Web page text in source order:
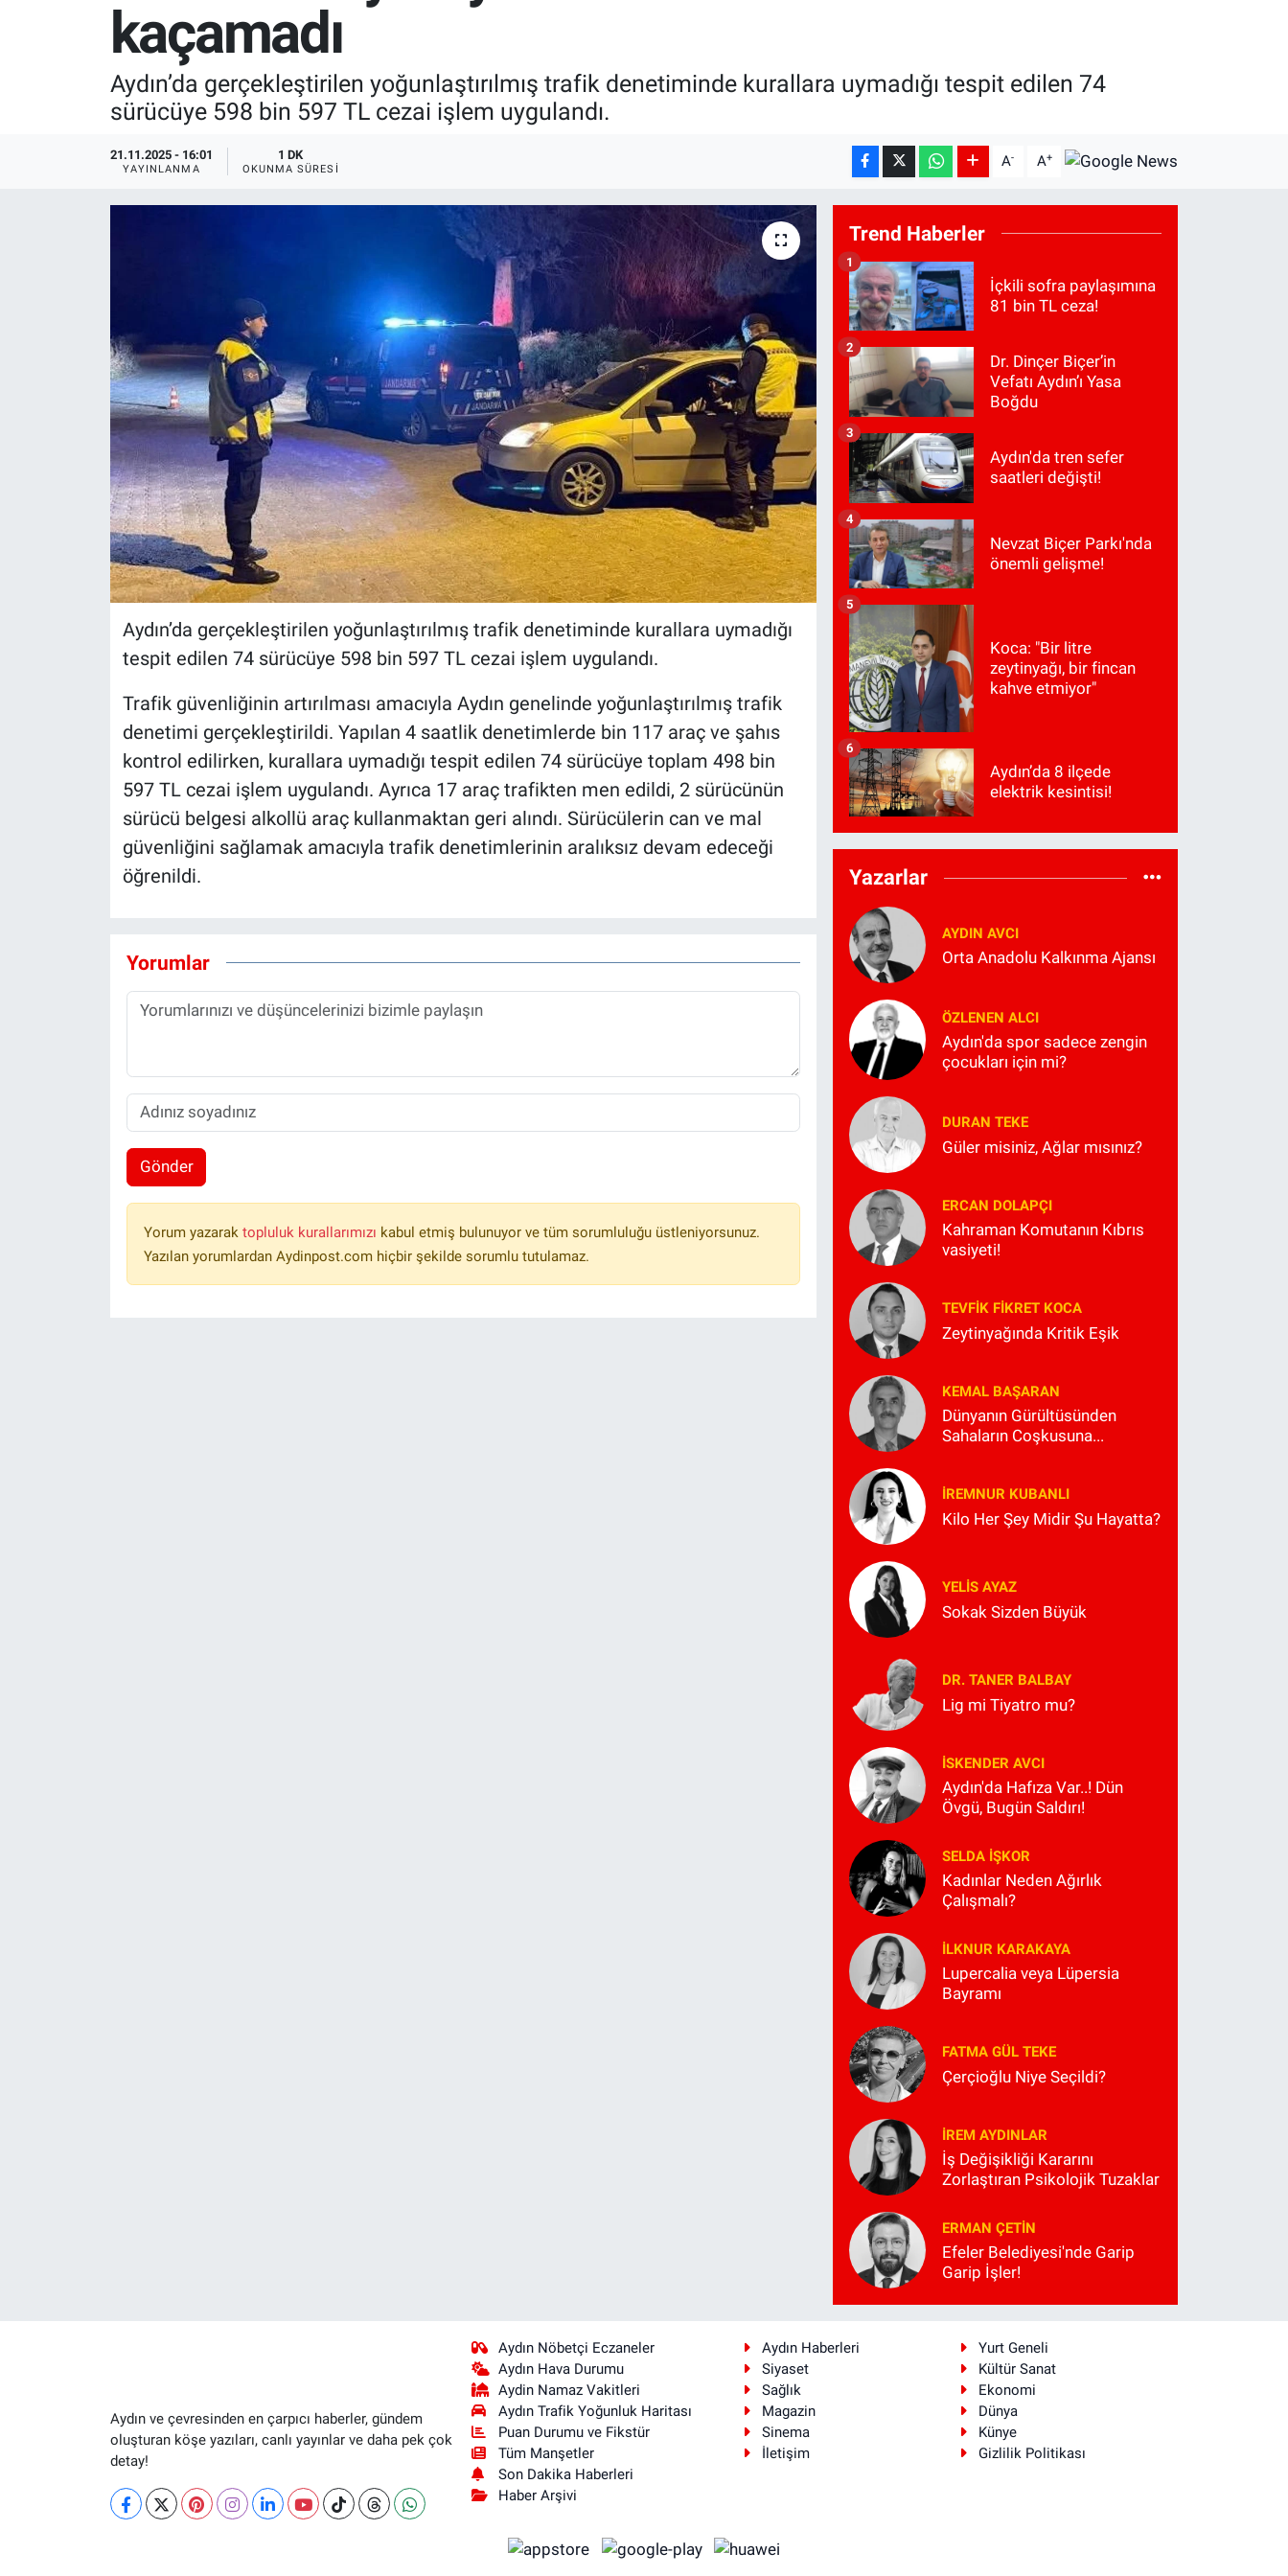
kaçamadı
Aydın’da gerçekleştirilen yoğunlaştırılmış trafik denetiminde kurallara uymadığı tespit edilen 74
sürücüye 598 bin 597 TL cezai işlem uygulandı.
21.11.2025 - 16:01
YAYINLANMA
1 DK
OKUNMA SÜRESI A- A+
Aydın’da gerçekleştirilen yoğunlaştırılmış trafik denetiminde kurallara uymadığı
tespit edilen 74 sürücüye 598 bin 597 TL cezai işlem uygulandı.
Trafik güvenliğinin artırılması amacıyla Aydın genelinde yoğunlaştırılmış trafik
denetimi gerçekleştirildi. Yapılan 4 saatlik denetimlerde bin 117 araç ve şahıs
kontrol edilirken, kurallara uymadığı tespit edilen 74 sürücüye toplam 498 bin
597 TL cezai işlem uygulandı. Ayrıca 17 araç trafikten men edildi, 2 sürücünün
sürücü belgesi alkollü araç kullanmaktan geri alındı. Sürücülerin can ve mal
güvenliğini sağlamak amacıyla trafik denetimlerinin aralıksız devam edeceği
öğrenildi.
Yorumlar
Gönder
Yorum yazarak topluluk kurallarımızı kabul etmiş bulunuyor ve tüm sorumluluğu üstleniyorsunuz.
Yazılan yorumlardan Aydinpost.com hiçbir şekilde sorumlu tutulamaz.
Trend Haberler
İçkili sofra paylaşımına
81 bin TL ceza!
1
Dr. Dinçer Biçer’in
Vefatı Aydın’ı Yasa
Boğdu
2
Aydın'da tren sefer
saatleri değişti!
3
Nevzat Biçer Parkı'nda
önemli gelişme!
4
Koca: "Bir litre
zeytinyağı, bir fincan
kahve etmiyor"
5
Aydın’da 8 ilçede
elektrik kesintisi!
6
Yazarlar
AYDIN AVCI
Orta Anadolu Kalkınma Ajansı
ÖZLENEN ALCI
Aydın'da spor sadece zengin
çocukları için mi?
DURAN TEKE
Güler misiniz, Ağlar mısınız?
ERCAN DOLAPÇI
Kahraman Komutanın Kıbrıs
vasiyeti!
TEVFIK FIKRET KOCA
Zeytinyağında Kritik Eşik
KEMAL BAŞARAN
Dünyanın Gürültüsünden
Sahaların Coşkusuna...
İREMNUR KUBANLI
Kilo Her Şey Midir Şu Hayatta?
YELIS AYAZ
Sokak Sizden Büyük
DR. TANER BALBAY
Lig mi Tiyatro mu?
İSKENDER AVCI
Aydın'da Hafıza Var..! Dün
Övgü, Bugün Saldırı!
SELDA İŞKOR
Kadınlar Neden Ağırlık
Çalışmalı?
İLKNUR KARAKAYA
Lupercalia veya Lüpersia
Bayramı
FATMA GÜL TEKE
Çerçioğlu Niye Seçildi?
İREM AYDINLAR
İş Değişikliği Kararını
Zorlaştıran Psikolojik Tuzaklar
ERMAN ÇETIN
Efeler Belediyesi'nde Garip
Garip İşler!
Aydın ve çevresinden en çarpıcı haberler, gündem
oluşturan köşe yazıları, canlı yayınlar ve daha pek çok
detay!
Aydın Nöbetçi Eczaneler
Aydın Hava Durumu
Aydin Namaz Vakitleri
Aydın Trafik Yoğunluk Haritası
Puan Durumu ve Fikstür
Tüm Manşetler
Son Dakika Haberleri
Haber Arşivi
Aydın Haberleri
Yurt Geneli
Siyaset
Kültür Sanat
Sağlık
Ekonomi
Magazin
Dünya
Sinema
Künye
İletişim
Gizlilik Politikası
RESMİ İLANLAR